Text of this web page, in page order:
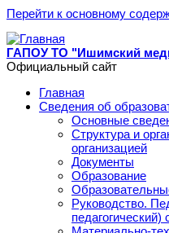
Перейти к основному
ГАПОУ ТО "Ишимский
Официальный сайт
Главная
Сведения об
Основные
Структура и
организацией
Документы
Образование
Руководство.
педагогический)